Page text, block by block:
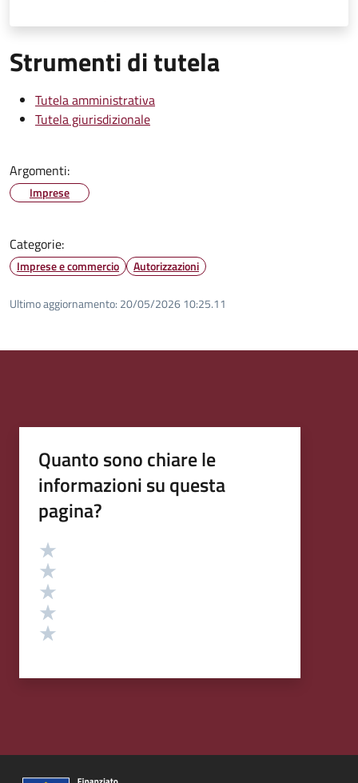
Strumenti di tutela
Tutela amministrativa
Tutela giurisdizionale
Argomenti:
Imprese
Categorie:
Imprese e commercio Autorizzazioni
Ultimo aggiornamento: 20/05/2026 10:25.11
Quanto sono chiare le
informazioni su questa
pagina?
Valutazione